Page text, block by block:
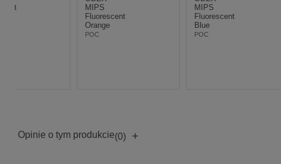
Opinie o tym produkcie(0) +